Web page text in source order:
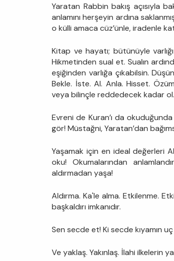
Yaratan Rabbin bakış açısıyla
anlamını herşeyin ardına
o külli amaca cüz’ünle, iradenle
Kitap ve hayatı; bütünüyle
Hikmetinden sual et. Sualın
eşiğinden varlığa çıkabilsin.
Bekle. İste. Al. Anla. Hisset.
veya bilinçle reddedecek kadar
Evreni de Kuran’ı da
gör! Müstağni, Yaratan’dan
Yaşamak için en ideal değerleri
oku! Okumalarından
aldırmadan yaşa!
Aldırma. Ka'le alma. Etkilenme.
başkaldırı imkanıdır.
Sen secde et! Ki secde kıyamın
Ve yaklaş. Yakınlaş. İlahi ilkelerin